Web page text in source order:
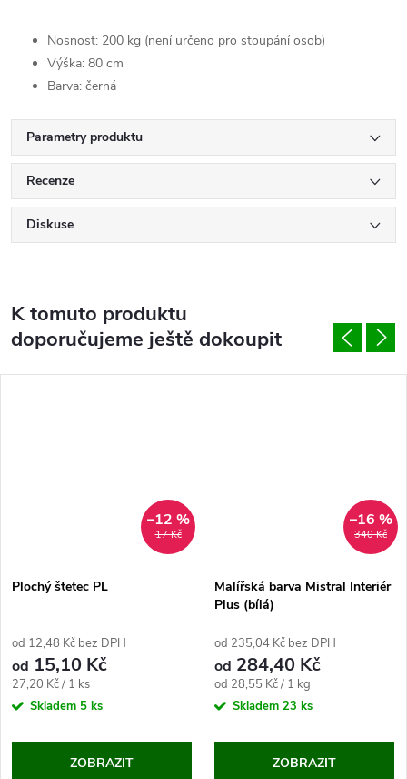
Nosnost: 200 kg (není určeno pro stoupání osob)
Výška: 80 cm
Barva: černá
Parametry produktu
Recenze
Diskuse
K tomuto produktu
doporučujeme ještě dokoupit
17 Kč
–12 %
Plochý štetec PL
od 12,48 Kč bez DPH
od 15,10 Kč
Měrná
cena:
27,20 Kč / 1 ks
Skladem 5 ks
ZOBRAZIT
340 Kč
–16 %
Malířská barva Mistral Interiér
Plus (bílá)
od 235,04 Kč bez DPH
od 284,40 Kč
Měrná
cena:
od 28,55 Kč / 1 kg
Skladem 23 ks
ZOBRAZIT